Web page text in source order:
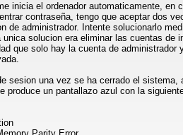
inicia el ordenador automaticamente, en
contraseña, tengo que aceptar dos
de administrador. Intente solucionarlo
solucion era eliminar las cuentas de
que solo hay la cuenta de administrador
sesion una vez se ha cerrado el sistema,
produce un pantallazo azul con la